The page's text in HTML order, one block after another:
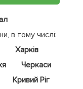
в тому числі:
Харків
Черкаси
Кривий Ріг